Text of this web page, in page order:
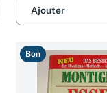
Ajouter
Bon